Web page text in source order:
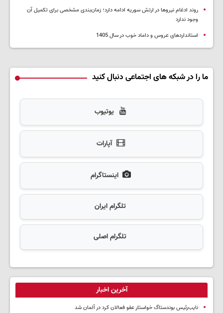
روند ادغام نیروها در ارتش سوریه ادامه دارد؛ زمان‌بندی مشخصی برای تکمیل آن
وجود ندارد
استانداردهای عروس و داماد خوب در سال 1405
ما را در شبکه های اجتماعی دنبال کنید
یوتیوب
آپارات
اینستاگرام
تلگرام ایران
تلگرام اصلی
آخرین اخبار
نایب‌رئیس بوندستاگ خواستار عفو فعالان کرد در آلمان شد